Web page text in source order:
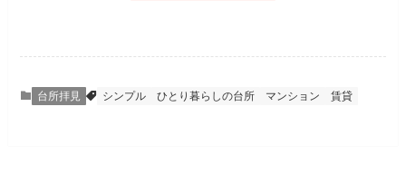
台所拝見 シンプル ひとり暮らしの台所 マンション 賃貸